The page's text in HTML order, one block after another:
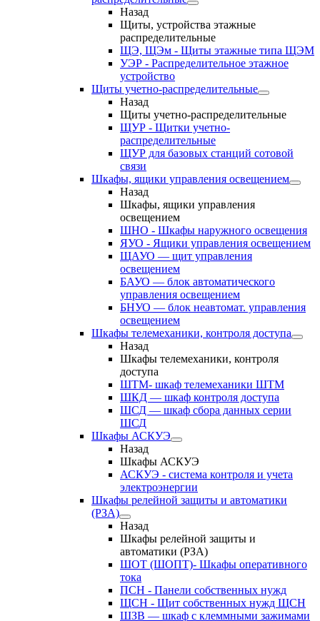
Назад
Щиты, устройства этажные
распределительные
ЩЭ, ЩЭм - Щиты этажные типа ЩЭМ
УЭР - Распределительное этажное
устройство
Щиты учетно-распределительные
Назад
Щиты учетно-распределительные
ЩУР - Щитки учетно-
распределительные
ЩУР для базовых станций сотовой
связи
Шкафы, ящики управления освещением
Назад
Шкафы, ящики управления
освещением
ШНО - Шкафы наружного освещения
ЯУО - Ящики управления освещением
ЩАУО — щит управления
освещением
БАУО — блок автоматического
управления освещением
БНУО — блок неавтомат. управления
освещением
Шкафы телемеханики, контроля доступа
Назад
Шкафы телемеханики, контроля
доступа
ШТМ- шкаф телемеханики ШТМ
ШКД — шкаф контроля доступа
ШСД — шкаф сбора данных серии
ШСД
Шкафы АСКУЭ
Назад
Шкафы АСКУЭ
АСКУЭ - система контроля и учета
электроэнергии
Шкафы релейной защиты и автоматики
(РЗА)
Назад
Шкафы релейной защиты и
автоматики (РЗА)
ШОТ (ШОПТ)- Шкафы оперативного
тока
ПСН - Панели собственных нужд
ЩСН - Щит собственных нужд ЩСН
ШЗВ — шкаф с клеммными зажимами